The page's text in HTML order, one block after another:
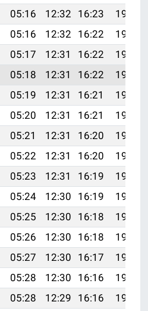
05:16 12:32 16:23
19:38
05:16 12:32 16:22
19:37
05:17 12:31 16:22
19:35
05:18 12:31 16:22
19:34
05:19 12:31 16:21
19:33
05:20 12:31 16:21
19:32
05:21 12:31 16:20
19:31
05:22 12:31 16:20
19:30
05:23 12:31 16:19
19:28
05:24 12:30 16:19
19:27
05:25 12:30 16:18
19:26
05:26 12:30 16:18
19:24
05:27 12:30 16:17
19:23
05:28 12:30 16:16
19:22
05:28 12:29 16:16
19:20